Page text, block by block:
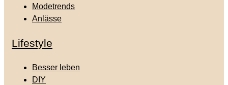
Modetrends
Anlässe
Lifestyle
Besser leben
DIY